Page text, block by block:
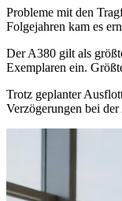
Probleme mit den
Folgejahren kam es
Der A380 gilt als
Exemplaren ein.
Trotz geplanter
Verzögerungen bei